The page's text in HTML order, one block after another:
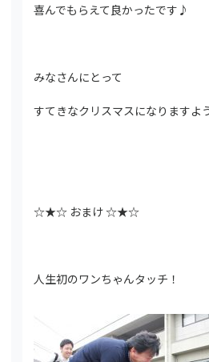
喜んでもらえて良かったです♪
みなさんにとって
すてきなクリスマスになりますよ
☆★☆ おまけ ☆★☆
人生初のワンちゃんタッチ！